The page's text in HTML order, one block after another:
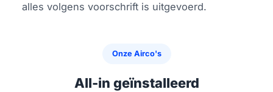
alles volgens voorschrift is uitgevoerd.
Onze Airco's
All-in geïnstalleerd